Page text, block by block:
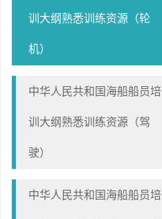
训大纲熟悉训练资源（轮
机）
中华人民共和国海船船员培
训大纲熟悉训练资源（驾
驶）
中华人民共和国海船船员培